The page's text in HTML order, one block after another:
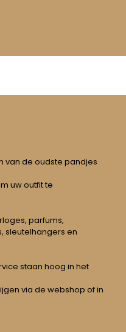
van de oudste pandjes
uw outfit te
parfums,
sleutelhangers en
staan hoog in het
via de webshop of in